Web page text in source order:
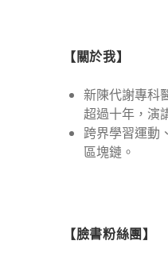
【關於我】
新陳代謝專科
超過十年，演
跨界學習運動
區塊鏈。
【臉書粉絲團】